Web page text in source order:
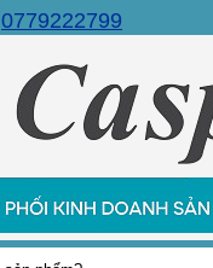
0779222799